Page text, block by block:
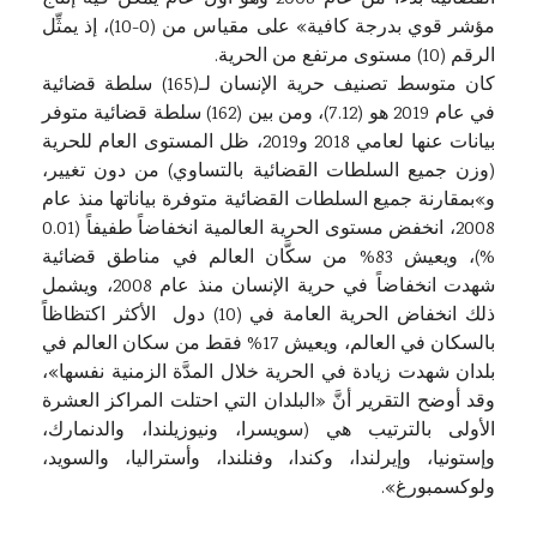
مؤشر قوي بدرجة كافية» على مقياس من (0-10)، إذ يمثِّل
الرقم (10) مستوى مرتفع من الحرية.
كان متوسط تصنيف حرية الإنسان لـ(165) سلطة قضائية
في عام 2019 هو (7.12)، ومن بين (162) سلطة قضائية متوفر
بيانات عنها لعامي 2018 و2019، ظل المستوى العام للحرية
(وزن جميع السلطات القضائية بالتساوي) من دون تغيير،
و»بمقارنة جميع السلطات القضائية متوفرة بياناتها منذ عام
2008، انخفض مستوى الحرية العالمية انخفاضاً طفيفاً (0.01
%)، ويعيش 83% من سكَّان العالم في مناطق قضائية
شهدت انخفاضاً في حرية الإنسان منذ عام 2008، ويشمل
ذلك انخفاض الحرية العامة في (10) دول الأكثر اكتظاظاً
بالسكان في العالم، ويعيش 17% فقط من سكان العالم في
بلدان شهدت زيادة في الحرية خلال المدَّة الزمنية نفسها»،
وقد أوضح التقرير أنَّ «البلدان التي احتلت المراكز العشرة
الأولى بالترتيب هي (سويسرا، ونيوزيلندا، والدنمارك،
وإستونيا، وإيرلندا، وكندا، وفنلندا، وأستراليا، والسويد،
ولوكسمبورغ».